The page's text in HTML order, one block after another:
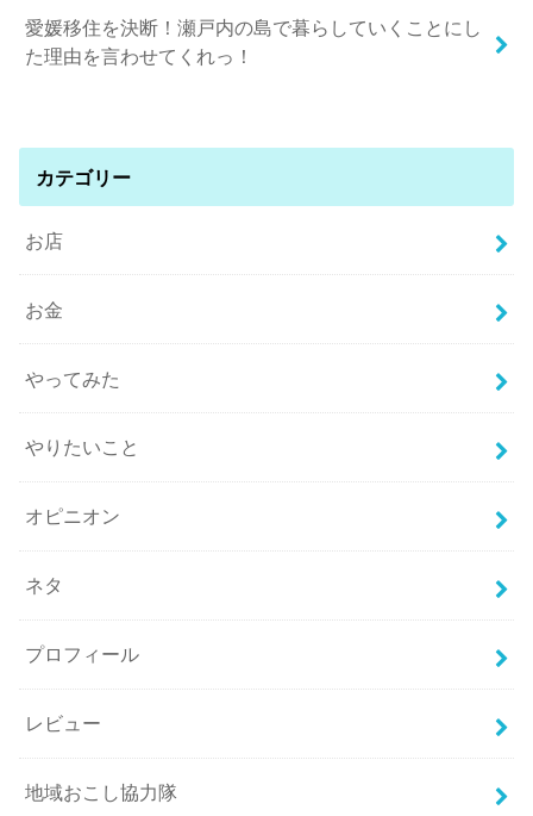
愛媛移住を決断！瀬戸内の島で暮らしていくことにし
た理由を言わせてくれっ！
カテゴリー
お店
お金
やってみた
やりたいこと
オピニオン
ネタ
プロフィール
レビュー
地域おこし協力隊